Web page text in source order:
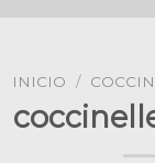
INICIO /